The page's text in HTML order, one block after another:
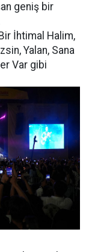
geniş bir
İhtimal Halim,
Yalan, Sana
Var gibi